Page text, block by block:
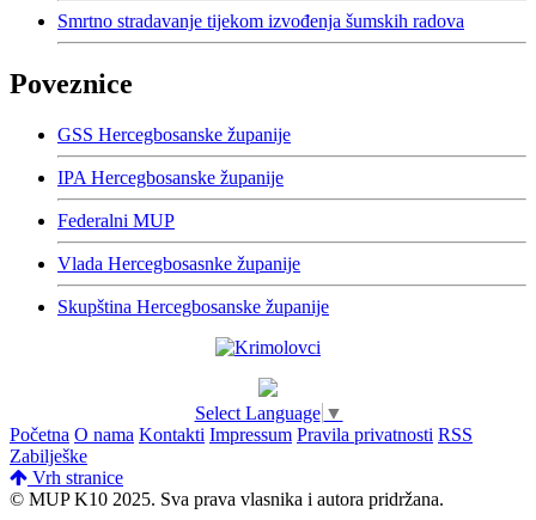
Smrtno stradavanje tijekom izvođenja šumskih radova
Poveznice
GSS Hercegbosanske županije
IPA Hercegbosanske županije
Federalni MUP
Vlada Hercegbosasnke županije
Skupština Hercegbosanske županije
Select Language ▼
Početna O nama Kontakti Impressum Pravila privatnosti RSS
Zabilješke
Vrh stranice
© MUP K10 2025. Sva prava vlasnika i autora pridržana.